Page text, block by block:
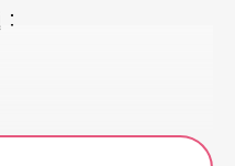
会是什么？」